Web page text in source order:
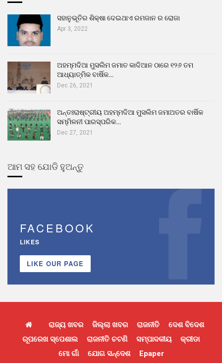
ସହାନୁଭୂତିର ଶିକ୍ଷା ଦେଇଥାଏ ରମଜାନ ର ରୋଜା
Apr 3, 2022
ଅହମ୍ମଦିଆ ମୁସଲିମ ଜମାତ କାଦିଆନ ଠାରେ ୧୨୬ ତମ
ଆଧ୍ୟାତ୍ମିକ ବାର୍ଷିକ…
Dec 26, 2021
ଅନ୍ତଃରାଷ୍ଟ୍ରୀୟ ଅହମ୍ମଦିଆ ମୁସଲିମ ଜମାଅତର ବାର୍ଷିକ
ସମ୍ମିଳନୀ ପାରସ୍ପରିକ…
Dec 27, 2021
ଆମ ସହ ଯୋଡି ହୁଅନ୍ତୁ
FACEBOOK
LIKES
LIKE OUR PAGE
ରାଜ୍ୟ ଖବର ଜିଲ୍ଲା ଖବର ରାଜନୀତି
ଦେଶ ବିଦେଶ
ରୂପରେଖ ସ୍ପେଶାଲ
ରାଜନୀତି ଚଟଣି ସମ୍ପାଦକୀୟ
କ୍ରୀଡା
ମୋ ଗାଁ
ଯୋଗ ସନ୍ଦେଶ Epaper